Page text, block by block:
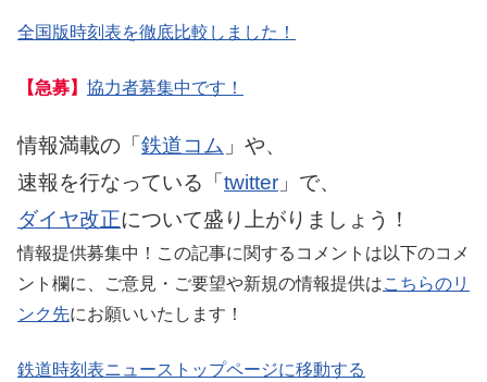
全国版時刻表を徹底比較しました！
【急募】 協力者募集中です！
情報満載の「 鉄道コム 」や、
速報を行なっている「 twitter 」で、
ダイヤ改正について盛り上がりましょう！
情報提供募集中！この記事に関するコメントは以下のコメ
ント欄に、ご意見・ご要望や新規の情報提供はこちらのリ
ンク先にお願いいたします！
鉄道時刻表ニューストップページに移動する